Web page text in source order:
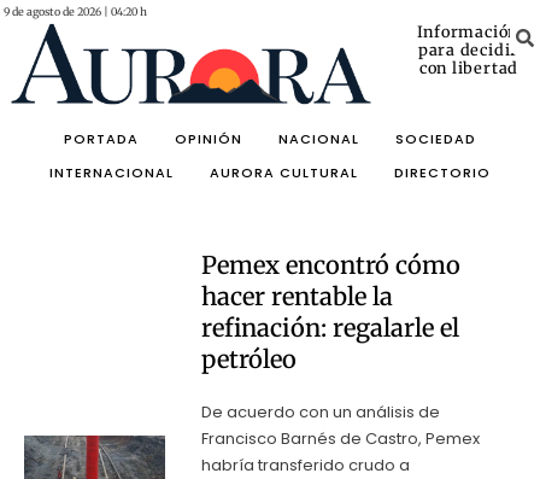
9 de agosto de 2026 | 04:20 h
Información
para decidir
con libertad
PORTADA OPINIÓN NACIONAL
SOCIEDAD
INTERNACIONAL
AURORA CULTURAL DIRECTORIO
Pemex encontró cómo
hacer rentable la
refinación: regalarle el
petróleo
De acuerdo con un análisis de
Francisco Barnés de Castro, Pemex
habría transferido crudo a